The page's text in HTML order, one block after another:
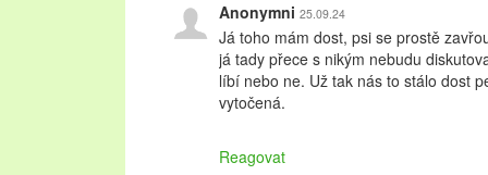
Anonymni 25.09.24
Já toho mám dost, psi se prostě
já tady přece s nikým nebudu
líbí nebo ne. Už tak nás to stálo dost
vytočená.
Reagovat